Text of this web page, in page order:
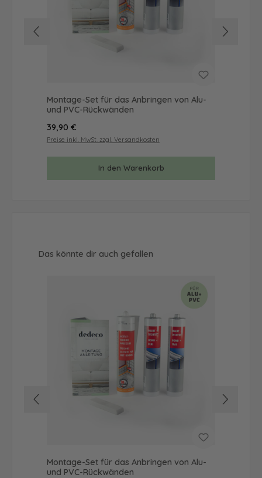
Montage-Set für das Anbringen von Alu-
und PVC-Rückwänden
Regulärer Preis:
39,90 €
Preise inkl. MwSt. zzgl. Versandkosten
In den Warenkorb
Produktgalerie überspringen
Das könnte dir auch gefallen
Montage-Set für das Anbringen von Alu-
und PVC-Rückwänden